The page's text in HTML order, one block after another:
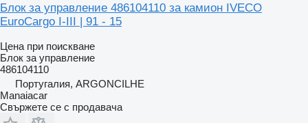
Блок за управление 486104110 за камион IVECO
EuroCargo I-III | 91 - 15
Цена при поискване
Блок за управление
486104110
Португалия, ARGONCILHE
Manaiacar
Свържете се с продавача